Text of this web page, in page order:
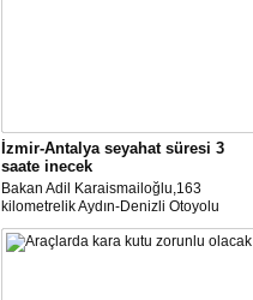
İzmir-Antalya seyahat süresi 3
saate inecek
Bakan Adil Karaismailoğlu,163
kilometrelik Aydın-Denizli Otoyolu
ayağının ihalesine 11 Haziran'da
çıkılacağını belirterek, "İzmir ile Antalya